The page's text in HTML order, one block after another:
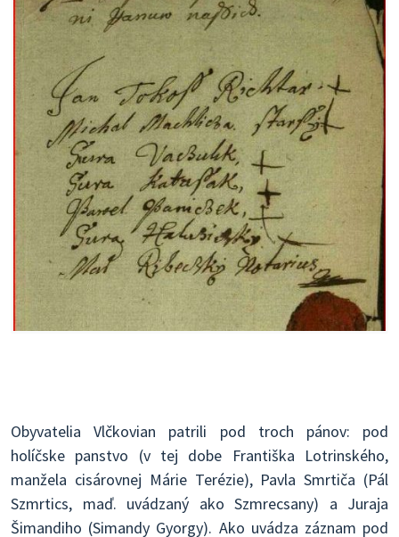
Obyvatelia Vlčkovian patrili pod troch pánov: pod
holíčske panstvo (v tej dobe Františka Lotrinského,
manžela cisárovnej Márie Terézie), Pavla Smrtiča (Pál
Szmrtics, maď. uvádzaný ako Szmrecsany) a Juraja
Šimandiho (Simandy Gyorgy). Ako uvádza záznam pod